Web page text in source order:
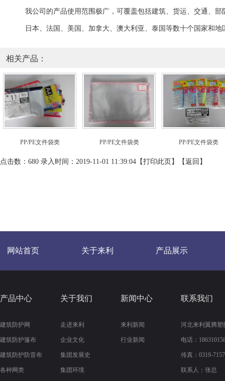
我公司的产品使用范围极广，可覆盖包括建筑、 货运、交通、 部
日本、法国、美国、加拿大、澳大利亚、泰国等数十个国家和地
相关产品：
PP/PE文件袋类 PP/PE文件袋类 PP/PE文件袋类
点击数：680 录入时间：2019-11-01 11:39:04【打印此页 】【返回 】
网站首页 关于来利 产品展示
产品中心
建筑防护网
建筑防护篷布
建筑防护防音布
各种网类
关于我们
走进来利
企业文化
集团发展史
集团环境
新闻中心
来利新闻
行业新闻
联系我们
河北来利翼腾塑
电话：
传真： 0319-
联系人：张总